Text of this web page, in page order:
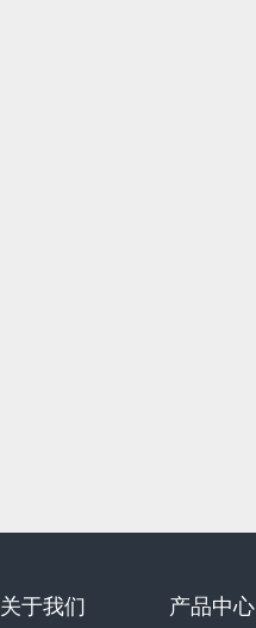
关于我们 产品中心